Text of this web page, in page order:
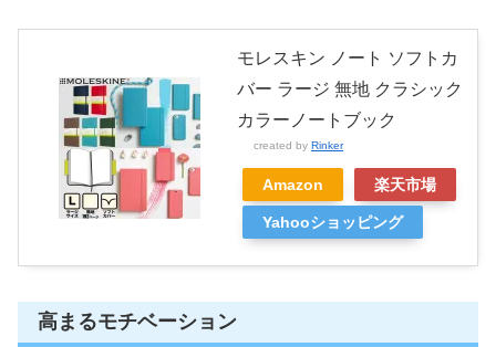
モレスキン ノート ソフトカ
バー ラージ 無地 クラシック
カラーノートブック
created by Rinker
Amazon 楽天市場
Yahooショッピング
高まるモチベーション